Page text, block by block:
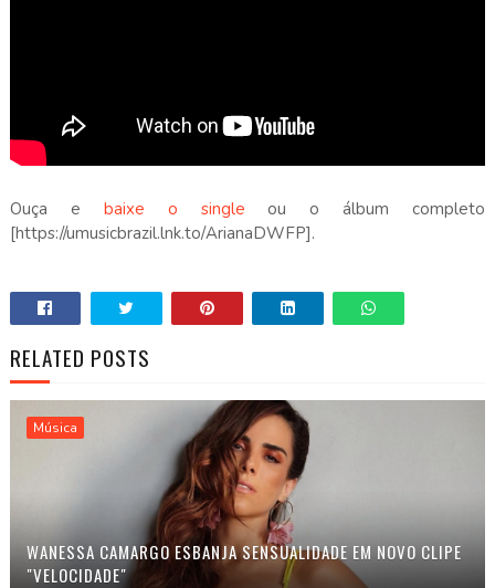
Ouça e baixe o single ou o álbum completo
[https://umusicbrazil.lnk.to/ArianaDWFP].
RELATED POSTS
Música
WANESSA CAMARGO ESBANJA SENSUALIDADE EM NOVO CLIPE
"VELOCIDADE"